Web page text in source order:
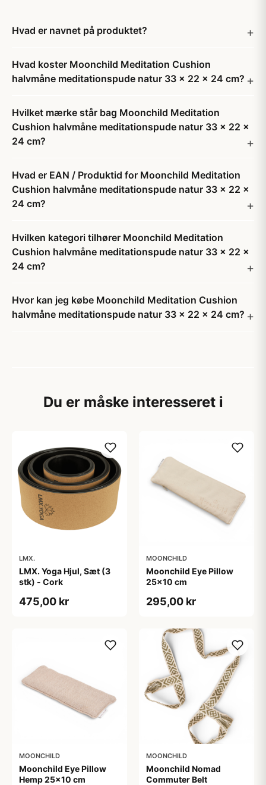
Hvad er navnet på produktet?
Hvad koster Moonchild Meditation Cushion
halvmåne meditationspude natur 33 x 22 x 24 cm?
Hvilket mærke står bag Moonchild Meditation
Cushion halvmåne meditationspude natur 33 x 22 x
24 cm?
Hvad er EAN / Produktid for Moonchild Meditation
Cushion halvmåne meditationspude natur 33 x 22 x
24 cm?
Hvilken kategori tilhører Moonchild Meditation
Cushion halvmåne meditationspude natur 33 x 22 x
24 cm?
Hvor kan jeg købe Moonchild Meditation Cushion
halvmåne meditationspude natur 33 x 22 x 24 cm?
Du er måske interesseret i
LMX.
LMX. Yoga Hjul, Sæt (3
stk) - Cork
475,00 kr
MOONCHILD
Moonchild Eye Pillow
25x10 cm
295,00 kr
MOONCHILD
Moonchild Eye Pillow
Hemp 25x10 cm
MOONCHILD
Moonchild Nomad
Commuter Belt